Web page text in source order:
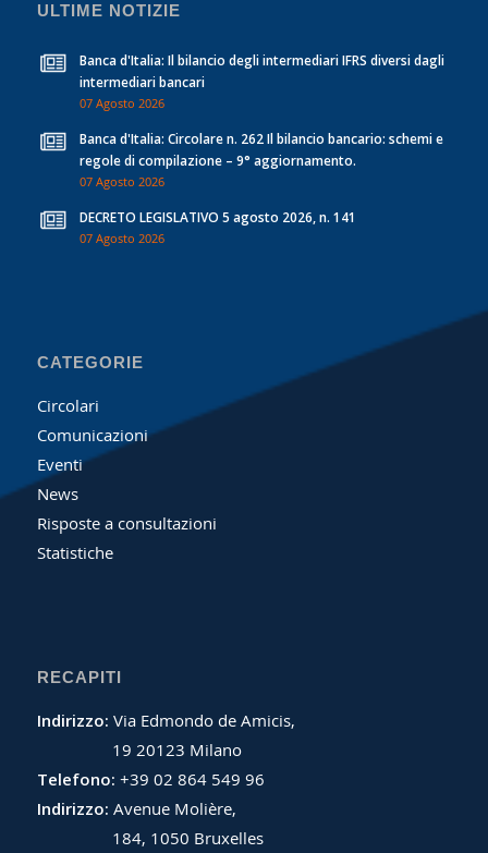
ULTIME NOTIZIE
Banca d'Italia: Il bilancio degli intermediari IFRS diversi dagli
intermediari bancari
07 Agosto 2026
Banca d'Italia: Circolare n. 262 Il bilancio bancario: schemi e
regole di compilazione – 9° aggiornamento.
07 Agosto 2026
DECRETO LEGISLATIVO 5 agosto 2026, n. 141
07 Agosto 2026
CATEGORIE
Circolari
Comunicazioni
Eventi
News
Risposte a consultazioni
Statistiche
RECAPITI
Indirizzo: Via Edmondo de Amicis,
19 20123 Milano
Telefono: +39 02 864 549 96
Indirizzo: Avenue Molière,
184, 1050 Bruxelles